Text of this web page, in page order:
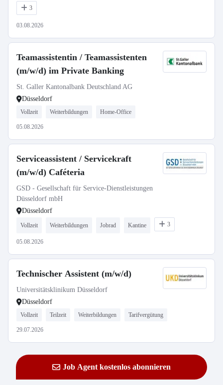
3
03.08.2026
Teamassistentin / Teamassistenten
(m/w/d) im Private Banking
St. Galler Kantonalbank Deutschland AG
Düsseldorf
Vollzeit Weiterbildungen Home-Office
05.08.2026
Serviceassistent / Servicekraft
(m/w/d) Caféteria
GSD - Gesellschaft für Service-Dienstleistungen
Düsseldorf mbH
Düsseldorf
Vollzeit Weiterbildungen Jobrad Kantine 3
05.08.2026
Technischer Assistent (m/w/d)
Universitätsklinikum Düsseldorf
Düsseldorf
Vollzeit Teilzeit Weiterbildungen Tarifvergütung
29.07.2026
Job Agent kostenlos abonnieren